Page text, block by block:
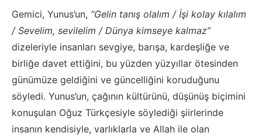
Gemici, Yunus’un, “Gelin tanış olalım / İşi kolay kılalım
/ Sevelim, sevilelim / Dünya kimseye kalmaz”
dizeleriyle insanları sevgiye, barışa, kardeşliğe ve
birliğe davet ettiğini, bu yüzden yüzyıllar ötesinden
günümüze geldiğini ve güncelliğini koruduğunu
söyledi. Yunus’un, çağının kültürünü, düşünüş biçimini
konuşulan Oğuz Türkçesiyle söylediği şiirlerinde
insanın kendisiyle, varlıklarla ve Allah ile olan